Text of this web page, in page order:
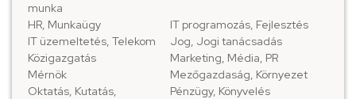
munka
HR, Munkaügy
IT programozás, Fejlesztés
IT üzemeltetés, Telekom
Jog, Jogi tanácsadás
Közigazgatás
Marketing, Média, PR
Mérnök
Mezőgazdaság, Környezet
Oktatás, Kutatás,
Pénzügy, Könyvelés